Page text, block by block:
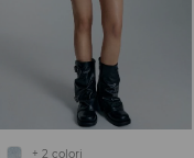
+ 2 colori